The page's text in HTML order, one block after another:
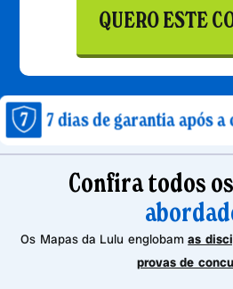
QUERO ESTE
de garantia após a compra
Confira todos os
Os Mapas da Lulu englobamas
provas de